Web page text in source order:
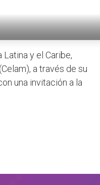
y el Caribe,
a través de su
una invitación a la